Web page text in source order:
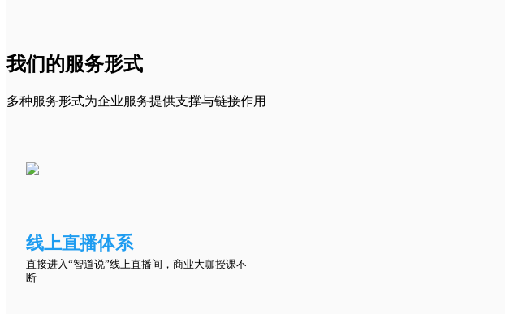
我们的服务形式
多种服务形式为企业服务提供支撑与链接作用
线上直播体系
直接进入“智道说”线上直播间，商业大咖授课不
断